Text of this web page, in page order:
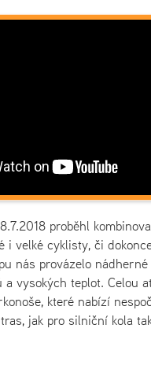
proběhl
i velké cyklisty, či
nás provázelo
vysokých teplot. Celou
které nabízí
jak pro silniční kola